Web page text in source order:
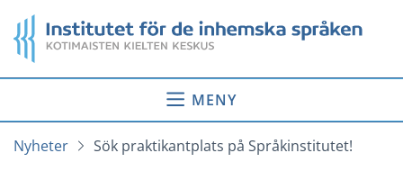
till
innehåll
Startsida
MENY
Nyheter Sök praktikantplats på Språkinstitutet!